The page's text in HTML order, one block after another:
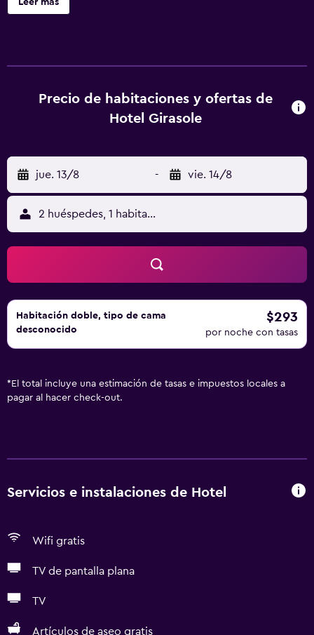
acondicionado, caja fuerte y secador de pelo. Se ofrece
Leer más
Precio de habitaciones y ofertas de
Hotel Girasole
jue. 13/8 - vie. 14/8
2 huéspedes, 1 habitación
Habitación doble, tipo de cama
desconocido
$293
por noche con tasas
* El total incluye una estimación de tasas e impuestos locales a
pagar al hacer check-out.
Servicios e instalaciones de Hotel
Wifi gratis
TV de pantalla plana
TV
Artículos de aseo gratis